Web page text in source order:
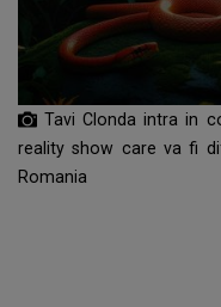
Tavi Clonda intra in
reality show care va fi
Romania